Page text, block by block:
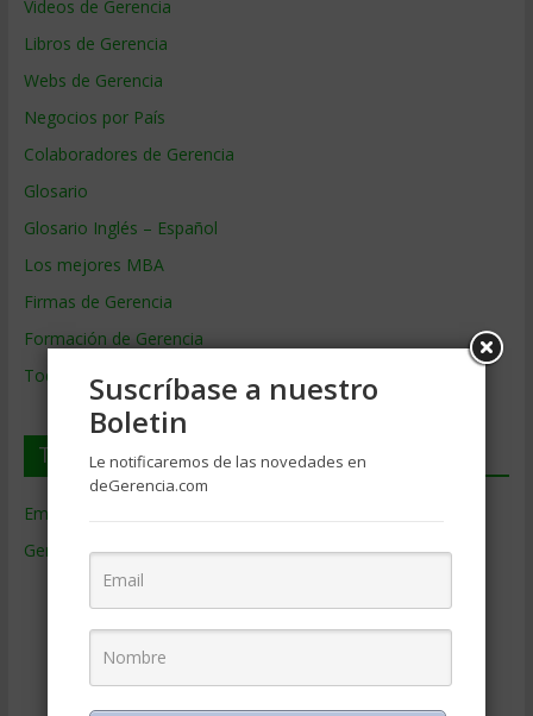
Videos de Gerencia
Libros de Gerencia
Webs de Gerencia
Negocios por País
Colaboradores de Gerencia
Glosario
Glosario Inglés – Español
Los mejores MBA
Firmas de Gerencia
Formación de Gerencia
Todos los Temas
Temas de Gerencia
Empresas de Gerencia
Gerencia(9.477)
Ciencias Económicas
Educacion Gerencial
Estrategia Empresarial(304)
Suscríbase a nuestro
Boletin
Le notificaremos de las novedades en
deGerencia.com